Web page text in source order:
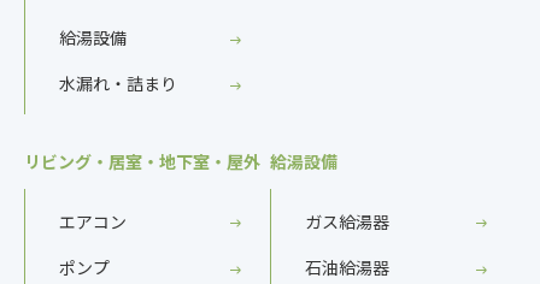
給湯設備
水漏れ・詰まり
リビング・居室・地下室・屋外
エアコン
ポンプ
給湯設備
ガス給湯器
石油給湯器